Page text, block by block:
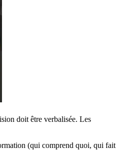
doit être verbalisée. Les
(qui comprend quoi, qui fait